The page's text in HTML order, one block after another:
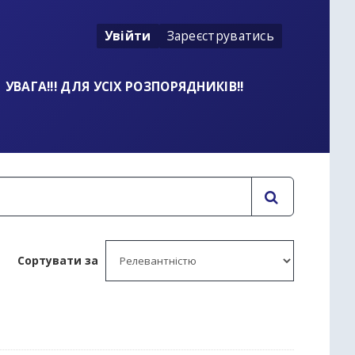
Увійти Зареєструватись
УВАГА!!! ДЛЯ УСІХ РОЗПОРЯДНИКІВ!!
Сортувати за